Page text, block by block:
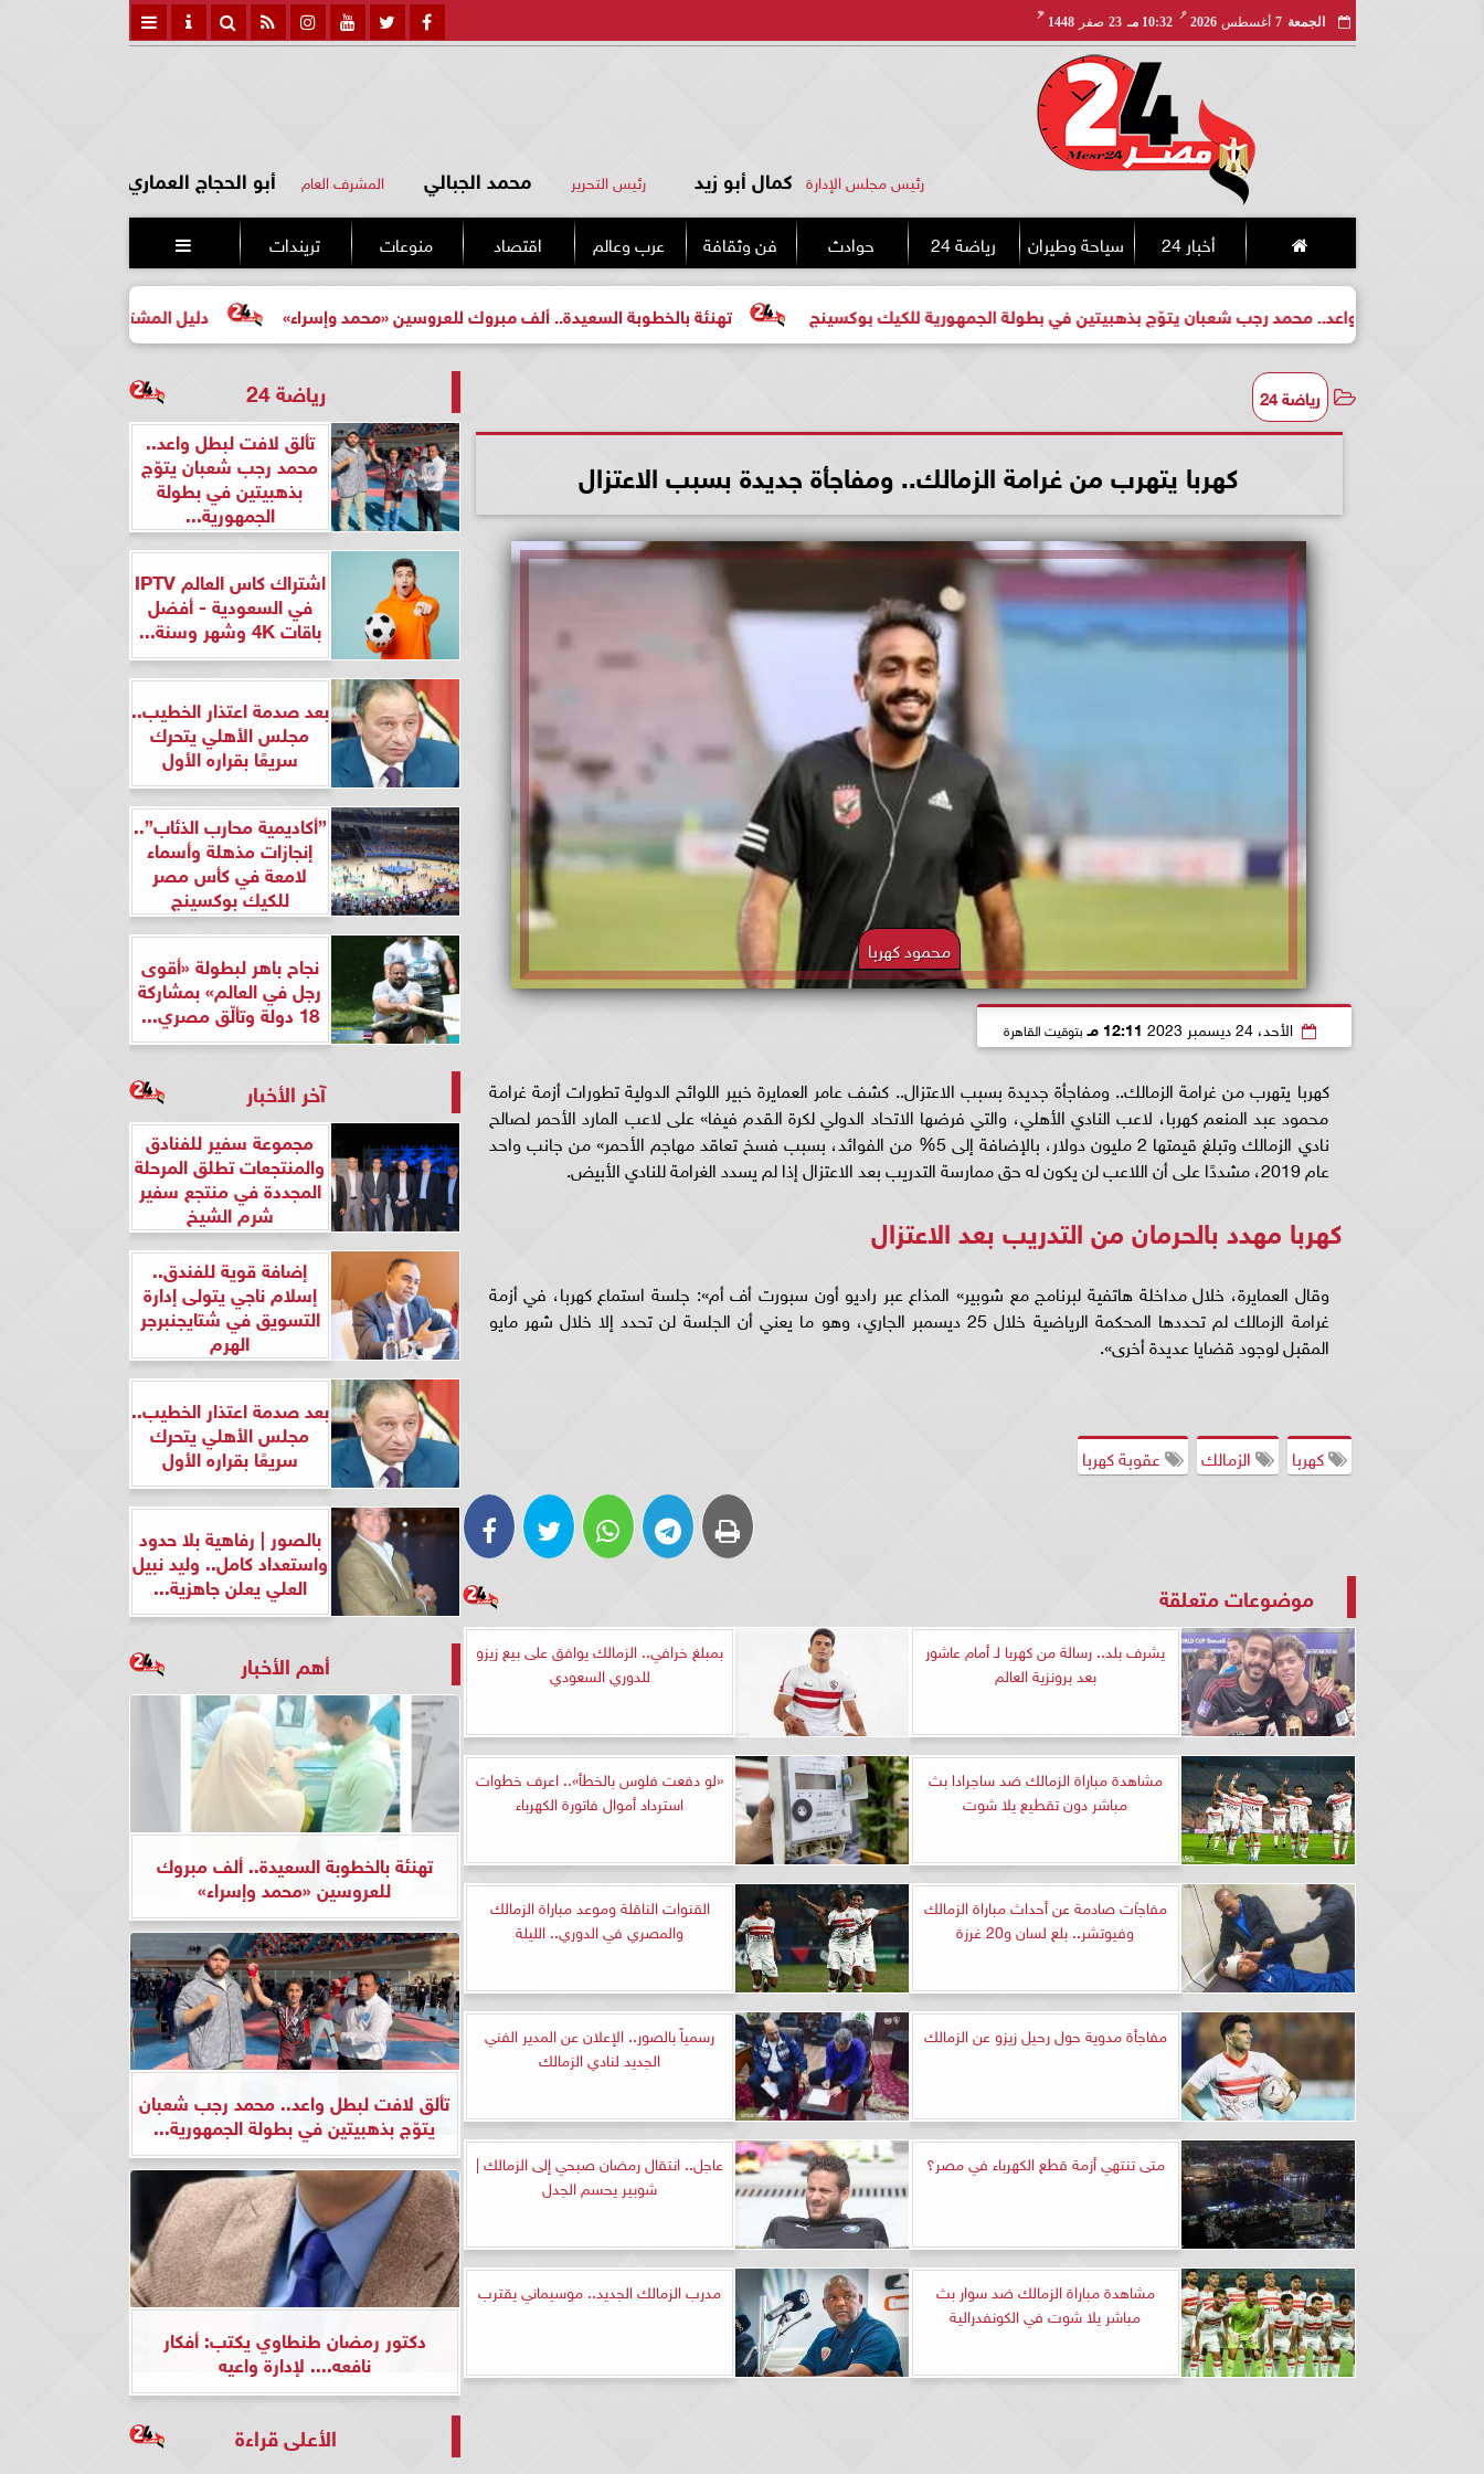
الجمعة 7 أغسطس 2026
مـ
10:32 مـ 23 صفر 1448
هـ
رئيس مجلس الإدارة كمال أبو زيد رئيس التحرير محمد الجبالي المشرف العام أبو الحجاج العماري
أخبار 24 سياحة وطيران رياضة 24 حوادث فن وثقافة عرب وعالم اقتصاد منوعات تريندات 
دليل المشتري لأول مرة لاختيار تهنئة بالخطوبة السعيدة.. ألف مبروك للعروسين «محمد وإسراء» لبطل واعد.. محمد رجب شعبان يتوّج بذهبيتين في بطولة الجمهورية للكيك بوكسينج
رياضة 24
كهربا يتهرب من غرامة الزمالك.. ومفاجأة جديدة بسبب الاعتزال
محمود كهربا
الأحد، 24 ديسمبر 2023 12:11 مـ بتوقيت القاهرة
كهربا يتهرب من غرامة الزمالك.. ومفاجأة جديدة بسبب الاعتزال.. كشف عامر العمايرة خبير اللوائح الدولية تطورات أزمة غرامة
محمود عبد المنعم كهربا، لاعب النادي الأهلي، والتي فرضها الاتحاد الدولي لكرة القدم فيفا» على لاعب المارد الأحمر لصالح
نادي الزمالك وتبلغ قيمتها 2 مليون دولار، بالإضافة إلى 5% من الفوائد، بسبب فسخ تعاقد مهاجم الأحمر» من جانب واحد
عام 2019، مشددًا على أن اللاعب لن يكون له حق ممارسة التدريب بعد الاعتزال إذا لم يسدد الغرامة للنادي الأبيض.
كهربا مهدد بالحرمان من التدريب بعد الاعتزال
وقال العمايرة، خلال مداخلة هاتفية لبرنامج مع شوبير» المذاع عبر راديو أون سبورت أف أم»: جلسة استماع كهربا، في أزمة
غرامة الزمالك لم تحددها المحكمة الرياضية خلال 25 ديسمبر الجاري، وهو ما يعني أن الجلسة لن تحدد إلا خلال شهر مايو
المقبل لوجود قضايا عديدة أخرى».
كهربا الزمالك عقوبة كهربا
موضوعات متعلقة
يشرف بلد.. رسالة من كهربا لـ أمام عاشور
بعد برونزية العالم
بمبلغ خرافي.. الزمالك يوافق على بيع زيزو
للدوري السعودي
مشاهدة مباراة الزمالك ضد ساجرادا بث
مباشر دون تقطيع يلا شوت
«لو دفعت فلوس بالخطأ».. اعرف خطوات
استرداد أموال فاتورة الكهرباء
مفاجآت صادمة عن أحداث مباراة الزمالك
وفيوتشر.. بلع لسان و20 غرزة
القنوات الناقلة وموعد مباراة الزمالك
والمصري في الدوري.. الليلة
مفاجأة مدوية حول رحيل زيزو عن الزمالك
رسمياً بالصور.. الإعلان عن المدير الفني
الجديد لنادي الزمالك
متى تنتهي أزمة قطع الكهرباء في مصر؟
عاجل.. انتقال رمضان صبحي إلى الزمالك |
شوبير يحسم الجدل
مشاهدة مباراة الزمالك ضد سوار بث
مباشر يلا شوت في الكونفدرالية
مدرب الزمالك الجديد.. موسيماني يقترب
رياضة 24
تألق لافت لبطل واعد..
محمد رجب شعبان يتوّج
بذهبيتين في بطولة
الجمهورية...
اشتراك كاس العالم IPTV
في السعودية - أفضل
باقات 4K وشهر وسنة...
بعد صدمة اعتذار الخطيب..
مجلس الأهلي يتحرك
سريعًا بقراره الأول
”أكاديمية محارب الذئاب”..
إنجازات مذهلة وأسماء
لامعة في كأس مصر
للكيك بوكسينج
نجاح باهر لبطولة «أقوى
رجل في العالم» بمشاركة
18 دولة وتألّق مصري...
آخر الأخبار
مجموعة سفير للفنادق
والمنتجعات تطلق المرحلة
المجددة في منتجع سفير
شرم الشيخ
إضافة قوية للفندق..
إسلام ناجي يتولى إدارة
التسويق في شتايجنبرجر
الهرم
بعد صدمة اعتذار الخطيب..
مجلس الأهلي يتحرك
سريعًا بقراره الأول
بالصور | رفاهية بلا حدود
واستعداد كامل.. وليد نبيل
العلي يعلن جاهزية...
أهم الأخبار
تهنئة بالخطوبة السعيدة.. ألف مبروك
للعروسين «محمد وإسراء»
تألق لافت لبطل واعد.. محمد رجب شعبان
يتوّج بذهبيتين في بطولة الجمهورية...
دكتور رمضان طنطاوي يكتب: أفكار
نافعه.... لإدارة واعيه
الأعلى قراءة